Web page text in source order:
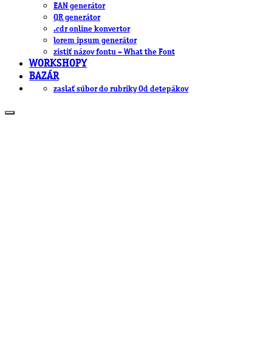
EAN generátor
QR generátor
.cdr online konvertor
lorem ipsum generátor
zistiť názov fontu – What the Font
WORKSHOPY
BAZÁR
zaslať súbor do rubriky Od detepákov